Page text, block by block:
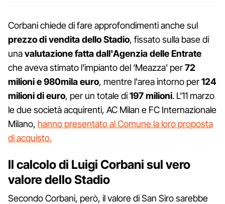
Corbani chiede di fare approfondimenti anche sul
prezzo di vendita dello Stadio, fissato sulla base di
unavalutazione fatta dall'Agenzia delle Entrate
che aveva stimato l'impianto del ‘Meazza' per72
milioni e 980mila euro, mentre l'area intorno per124
milioni di euro, per un totale di197 milioni. L'11 marzo
le due società acquirenti, AC Milan e FC Internazionale
Milano, hanno presentato al Comune la loro proposta
di acquisto.
Il calcolo di Luigi Corbani sul vero
valore dello Stadio
Secondo Corbani, però, il valore di San Siro sarebbe